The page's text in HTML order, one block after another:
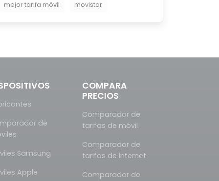
mejor tarifa móvil movistar
de
Samsung
Apple
COMPARA
PRECIOS
Comparador de
tarifas de móvil
Comparador de
tarifas de internet
Comparador de